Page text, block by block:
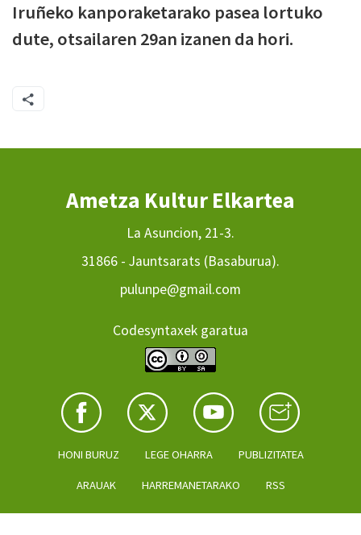
Iruñeko kanporaketarako pasea lortuko
dute, otsailaren 29an izanen da hori.
Ametza Kultur Elkartea
La Asuncion, 21-3.
31866 - Jauntsarats (Basaburua).
pulunpe@gmail.com
Codesyntaxek garatua
HONI BURUZ LEGE OHARRA PUBLIZITATEA
ARAUAK HARREMANETARAKO RSS